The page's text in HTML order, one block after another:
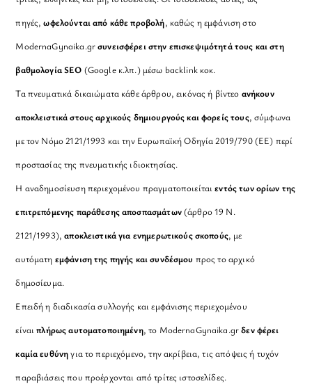
πηγές,ωφελούνται από κάθε προβολή, καθώς η εμφάνιση στο
ModernaGynaika.grσυνεισφέρει στην επισκεψιμότητά τους και στη
βαθμολογία SEO (Google κ.λπ.) μέσω backlink κοκ.
Τα πνευματικά δικαιώματα κάθε άρθρου, εικόνας ή βίντεο ανήκουν
αποκλειστικά στους αρχικούς δημιουργούς και φορείς τους, σύμφωνα
με τον Νόμο 2121/1993 και την Ευρωπαϊκή Οδηγία 2019/790 (ΕΕ) περί
προστασίας της πνευματικής ιδιοκτησίας.
Η αναδημοσίευση περιεχομένου πραγματοποιείταιεντός των ορίων της
επιτρεπόμενης παράθεσης αποσπασμάτων(άρθρο 19 Ν.
2121/1993), αποκλειστικά για ενημερωτικούς σκοπούς, με
αυτόματη εμφάνιση της πηγής και συνδέσμου προς το αρχικό
δημοσίευμα.
Επειδή η διαδικασία συλλογής και εμφάνισης περιεχομένου
είναιπλήρως αυτοματοποιημένη, το ModernaGynaika.grδεν φέρει
καμία ευθύνηγια το περιεχόμενο, την ακρίβεια, τις απόψεις ή τυχόν
παραβιάσεις που προέρχονται από τρίτες ιστοσελίδες.